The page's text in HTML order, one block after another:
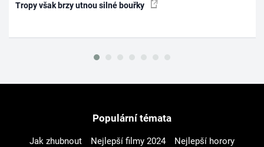
Tropy však brzy utnou silné bouřky
Populární témata
Jak zhubnout Nejlepší filmy 2024
Nejlepší horory